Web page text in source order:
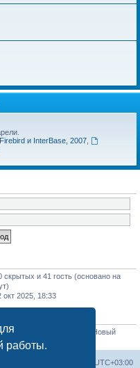
работы.
и InterBase, 2007,
скрытых и 41 гость (основано на
2025, 18:33
пользователей:
• Новый
UTC+03:00